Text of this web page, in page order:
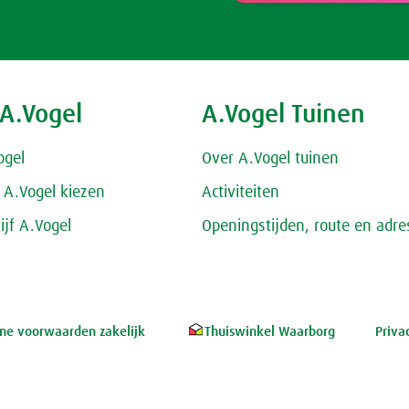
kiezen
A.Vogel
A.Vogel Tuinen
Over A.Vogel tuinen
Activiteiten
Openingstijden, route en
voorwaarden zakelijk Thuiswinkel Waarborg